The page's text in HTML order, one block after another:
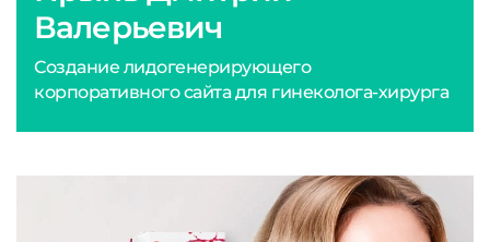
Валерьевич
Создание лидогенерирующего
корпоративного сайта для гинеколога-хирурга